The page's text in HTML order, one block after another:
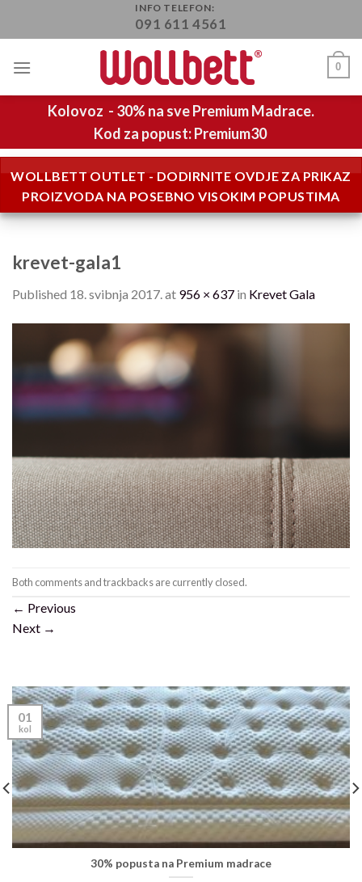
INFO TELEFON:
091 611 4561
0
Kolovoz - 30% na sve Premium Madrace.
Kod za popust: Premium30
WOLLBETT OUTLET - DODIRNITE OVDJE ZA PRIKAZ
PROIZVODA NA POSEBNO VISOKIM POPUSTIMA
krevet-gala1
Published 18. svibnja 2017. at 956 × 637 in Krevet Gala
Both comments and trackbacks are currently closed.
← Previous
Next →
30% popusta na Premium madrace
01
kol